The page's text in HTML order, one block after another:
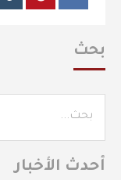
بحث
أحدث الأخبار